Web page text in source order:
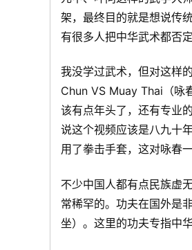
架，最终目的就是想说传
有很多人把中华武术都否
我没学过武术，但对这样
Chun VS Muay Thai（咏
该有点年头了，还有专业
说这个视频应该是八九十
用了拳击手套，这对咏春
不少中国人都有点民族虚
常稀罕的。功夫在国外是
坐）。这里的功夫专指中